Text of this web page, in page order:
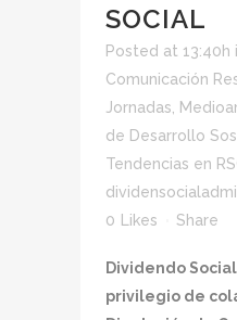
SOCIAL
Posted at 13:40h
Comunicación
Jornadas
de Desarrollo
Tendencias en
0
Likes Share
Dividendo
privilegio de